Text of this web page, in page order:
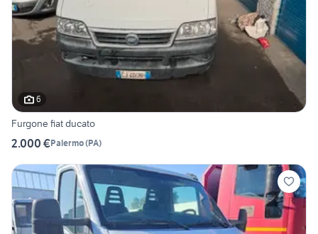
6
Furgone fiat ducato
2.000 €Palermo(PA)